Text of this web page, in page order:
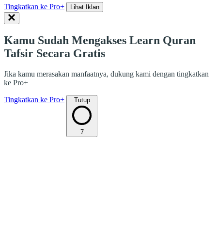
Tingkatkan ke Pro+ Lihat Iklan
Kamu Sudah Mengakses Learn Quran
Tafsir Secara Gratis
Jika kamu merasakan manfaatnya, dukung kami dengan tingkatkan
ke Pro+
Tingkatkan ke Pro+ Tutup
7